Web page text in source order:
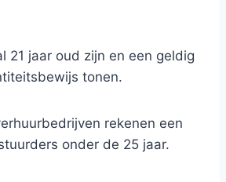
21 jaar oud zijn en een geldig
tonen.
rekenen een
onder de 25 jaar.